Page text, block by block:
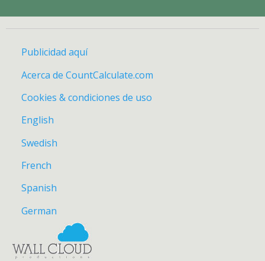
Publicidad aquí
Acerca de CountCalculate.com
Cookies & condiciones de uso
English
Swedish
French
Spanish
German